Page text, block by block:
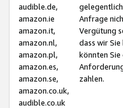
audible.de,
amazon.ie
amazon.it,
amazon.nl,
amazon.pl,
amazon.es,
amazon.se,
amazon.co.uk,
audible.co.uk
Anfrage
Vergütung
dass wir
könnten Sie
zahlen.